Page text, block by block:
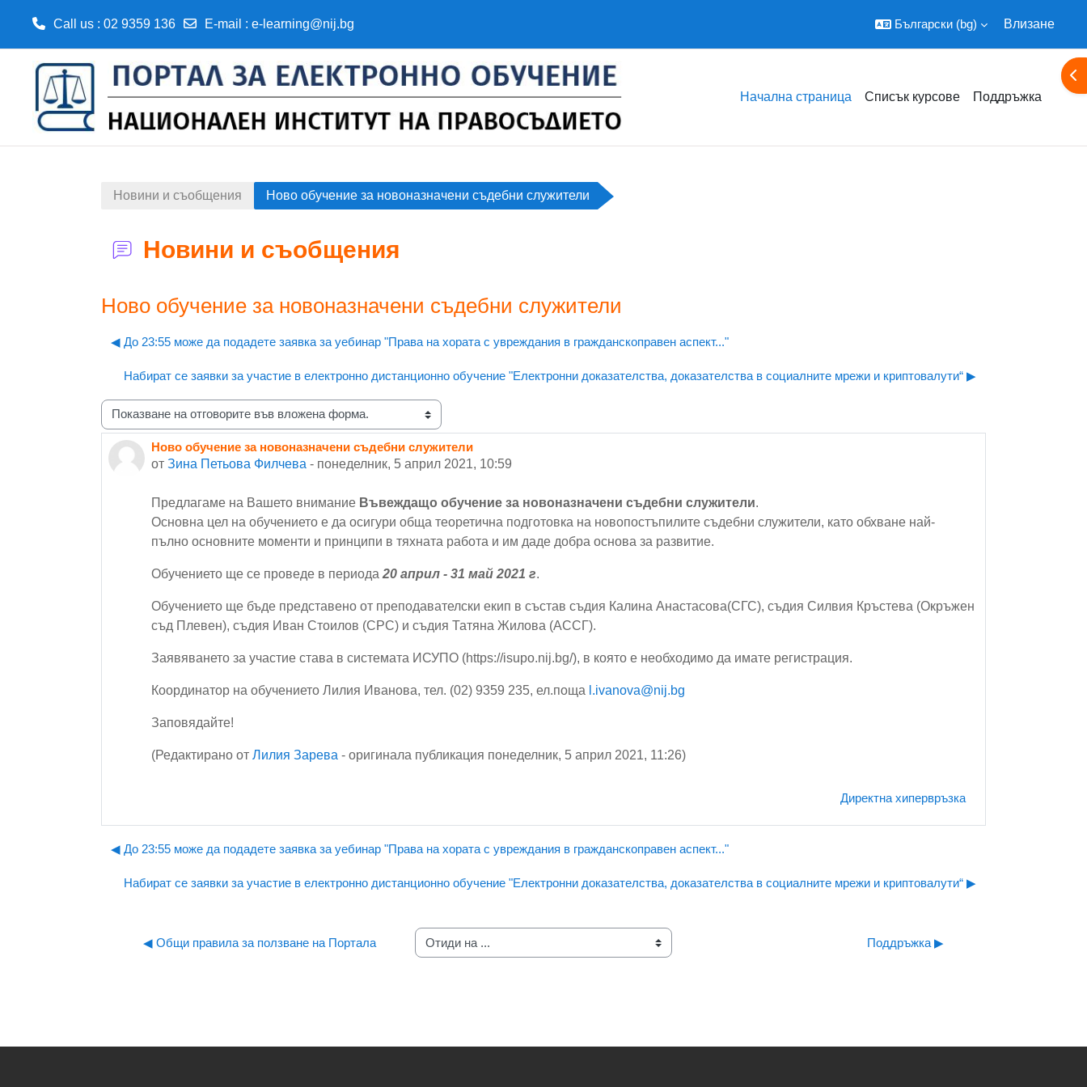
Call us : 02 9359 136 E-mail : e-learning@nij.bg Български ‎(bg)‎ Влизане
Начална страница Списък курсове Поддръжка
Новини и съобщения Ново обучение за новоназначени съдебни служители
Новини и съобщения
Ново обучение за новоназначени съдебни служители
◀︎ До 23:55 може да подадете заявка за уебинар "Права на хората с увреждания в гражданскоправен аспект..."
Набират се заявки за участие в електронно дистанционно обучение "Eлектронни доказателства, доказателства в социалните мрежи и криптовалути“ ▶︎
Начин на показване
Ново обучение за новоназначени съдебни служители
от Зина Петьова Филчева - понеделник, 5 април 2021, 10:59
Number of replies: 0
Предлагаме на Вашето внимание Въвеждащо обучение за новоназначени съдебни служители.
Основна цел на обучението е да осигури обща теоретична подготовка на новопостъпилите съдебни служители, като обхване най-
пълно основните моменти и принципи в тяхната работа и им даде добра основа за развитие.
Обучението ще се проведе в периода 20 април - 31 май 2021 г.
Обучението ще бъде представено от преподавателски екип в състав съдия Калина Анастасова(СГС), съдия Силвия Кръстева (Окръжен
съд Плевен), съдия Иван Стоилов (СРС) и съдия Татяна Жилова (АССГ).
Заявяването за участие става в системата ИСУПО (https://isupo.nij.bg/), в която е необходимо да имате регистрация.
Координатор на обучението Лилия Иванова, тел. (02) 9359 235, ел.поща l.ivanova@nij.bg
Заповядайте!
(Редактирано от Лилия Зарева - оригинала публикация понеделник, 5 април 2021, 11:26)
Директна хипервръзка
◀︎ До 23:55 може да подадете заявка за уебинар "Права на хората с увреждания в гражданскоправен аспект..."
Набират се заявки за участие в електронно дистанционно обучение "Eлектронни доказателства, доказателства в социалните мрежи и криптовалути“ ▶︎
◀︎ Общи правила за ползване на Портала
Отиди на ...
Поддръжка ▶︎